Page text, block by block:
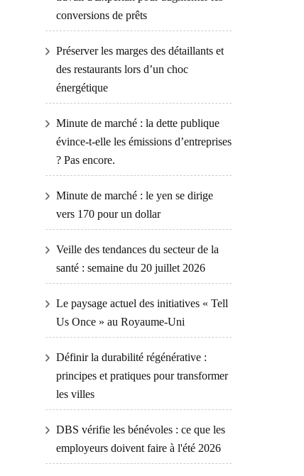
conversions de prêts
Préserver les marges des détaillants et
des restaurants lors d’un choc
énergétique
Minute de marché : la dette publique
évince-t-elle les émissions d’entreprises
? Pas encore.
Minute de marché : le yen se dirige
vers 170 pour un dollar
Veille des tendances du secteur de la
santé : semaine du 20 juillet 2026
Le paysage actuel des initiatives « Tell
Us Once » au Royaume-Uni
Définir la durabilité régénérative :
principes et pratiques pour transformer
les villes
DBS vérifie les bénévoles : ce que les
employeurs doivent faire à l'été 2026